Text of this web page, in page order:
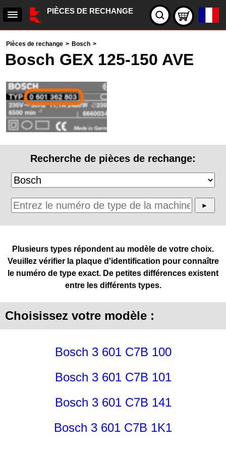
PIÈCES DE RECHANGE
Pièces de rechange > Bosch >
Bosch GEX 125-150 AVE
Recherche de pièces de rechange:
Plusieurs types répondent au modèle de votre choix.
Veuillez vérifier la plaque d'identification pour connaître
le numéro de type exact. De petites différences existent
entre les différents types.
Choisissez votre modèle :
Bosch 3 601 C7B 100
Bosch 3 601 C7B 101
Bosch 3 601 C7B 141
Bosch 3 601 C7B 1K1